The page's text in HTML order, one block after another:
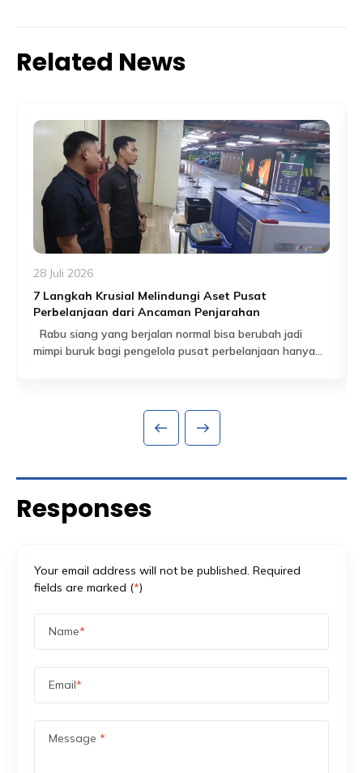
Related News
28 Juli 2026
7 Langkah Krusial Melindungi Aset Pusat
Perbelanjaan dari Ancaman Penjarahan
Rabu siang yang berjalan normal bisa berubah jadi
mimpi buruk bagi pengelola pusat perbelanjaan hanya
Ini bukan skenario berlebihan. Saat ketegangan sosial-
Responses
Your email address will not be published. Required
fields are marked (*)
Name*
Email*
Message *